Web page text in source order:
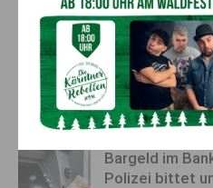
„Sein
Fußballverein
Aktuell 7. August
Bargeld im
Polizei bittet